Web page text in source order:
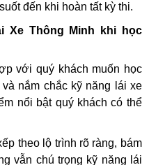
đến khi hoàn tất kỳ thi.
Xe Thông Minh khi học
với quý khách muốn học
nắm chắc kỹ năng lái xe
nổi bật quý khách có thể
theo lộ trình rõ ràng, bám
vẫn chú trọng kỹ năng lái